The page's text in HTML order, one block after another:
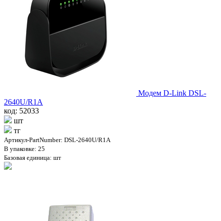
Модем D-Link DSL-
2640U/R1A
код: 52033
шт
тг
Артикул-PartNumber: DSL-2640U/R1A
В упаковке: 25
Базовая единица: шт